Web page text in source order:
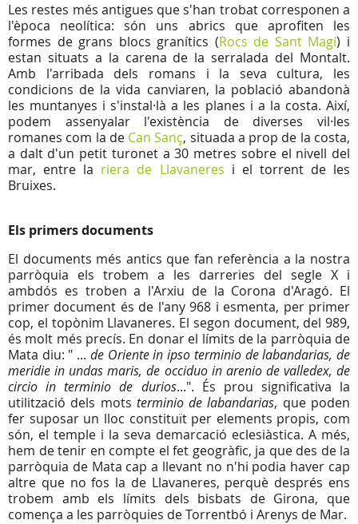
Les restes més antigues que s'han trobat corresponen a
l'època neolítica: són uns abrics que aprofiten les
formes de grans blocs granítics (Rocs de Sant Magí) i
estan situats a la carena de la serralada del Montalt.
Amb l'arribada dels romans i la seva cultura, les
condicions de la vida canviaren, la població abandonà
les muntanyes i s'instal·là a les planes i a la costa. Així,
podem assenyalar l'existència de diverses vil·les
romanes com la de Can Sanç, situada a prop de la costa,
a dalt d'un petit turonet a 30 metres sobre el nivell del
mar, entre la riera de Llavaneres i el torrent de les
Bruixes.
Els primers documents
El documents més antics que fan referència a la nostra
parròquia els trobem a les darreries del segle X i
ambdós es troben a l'Arxiu de la Corona d'Aragó. El
primer document és de l'any 968 i esmenta, per primer
cop, el topònim Llavaneres. El segon document, del 989,
és molt més precís. En donar el límits de la parròquia de
Mata diu: " ... de Oriente in ipso terminio de labandarias, de
meridie in undas maris, de occiduo in arenio de valledex, de
circio in terminio de durios...". És prou significativa la
utilització dels mots terminio de labandarias, que poden
fer suposar un lloc constituït per elements propis, com
són, el temple i la seva demarcació eclesiàstica. A més,
hem de tenir en compte el fet geogràfic, ja que des de la
parròquia de Mata cap a llevant no n'hi podia haver cap
altre que no fos la de Llavaneres, perquè després ens
trobem amb els límits dels bisbats de Girona, que
comença a les parròquies de Torrentbó i Arenys de Mar.